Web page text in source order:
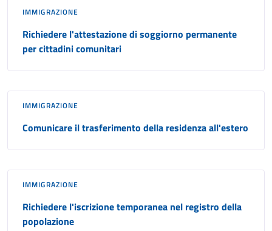
IMMIGRAZIONE
Richiedere l'attestazione di soggiorno permanente
per cittadini comunitari
IMMIGRAZIONE
Comunicare il trasferimento della residenza all'estero
IMMIGRAZIONE
Richiedere l'iscrizione temporanea nel registro della
popolazione